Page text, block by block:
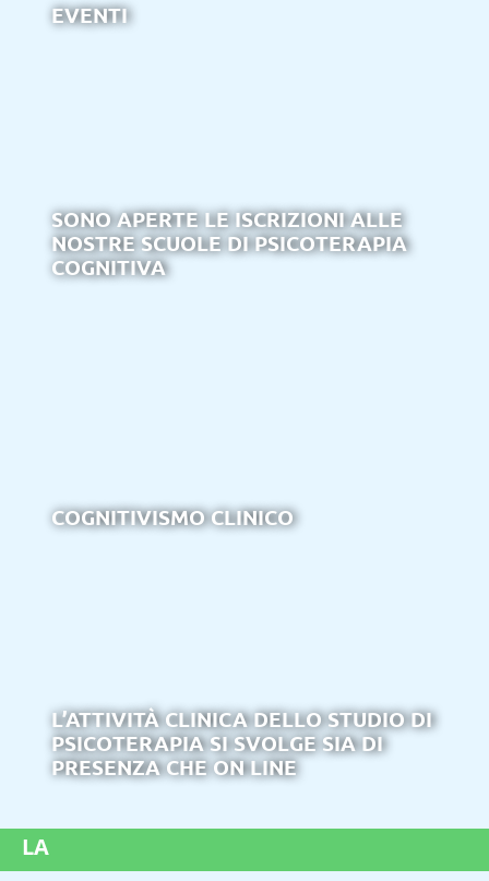
EVENTI
SONO APERTE LE ISCRIZIONI ALLE
NOSTRE SCUOLE DI PSICOTERAPIA
COGNITIVA
COGNITIVISMO CLINICO
L’ATTIVITÀ CLINICA DELLO STUDIO DI
PSICOTERAPIA SI SVOLGE SIA DI
PRESENZA CHE ON LINE
LA